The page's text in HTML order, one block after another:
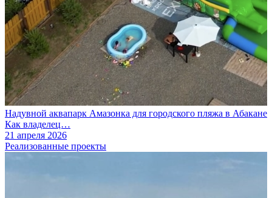
Надувной аквапарк Амазонка для городского пляжа в Абакане
Как владелец…
21 апреля 2026
Реализованные проекты